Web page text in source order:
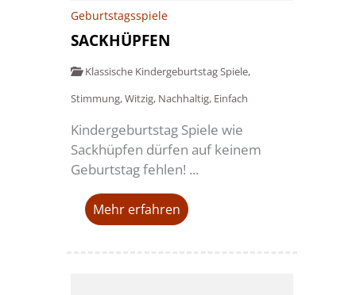
Geburtstagsspiele
SACKHÜPFEN
Klassische Kindergeburtstag Spiele,
Stimmung,Witzig, Nachhaltig, Einfach
Kindergeburtstag Spiele wie
Sackhüpfen dürfen auf keinem
Geburtstag fehlen! ...
Mehr erfahren